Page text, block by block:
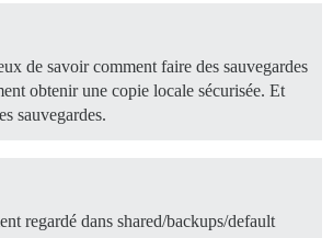
de savoir comment faire des sauvegardes
obtenir une copie locale sécurisée. Et
sauvegardes.
regardé dans shared/backups/default